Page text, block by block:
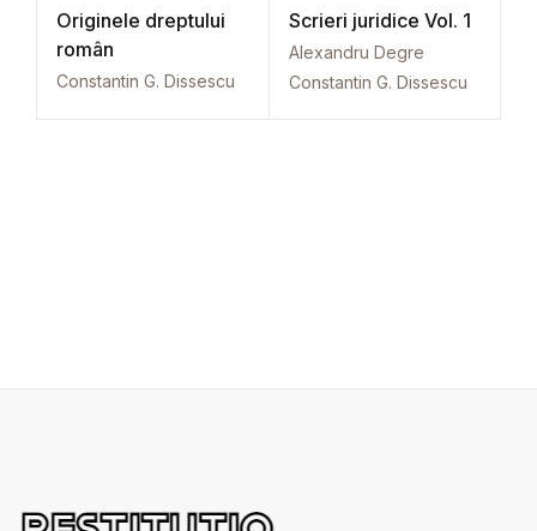
Originele dreptului
român
Constantin G. Dissescu
Scrieri juridice Vol. 1
Alexandru Degre
Constantin G. Dissescu